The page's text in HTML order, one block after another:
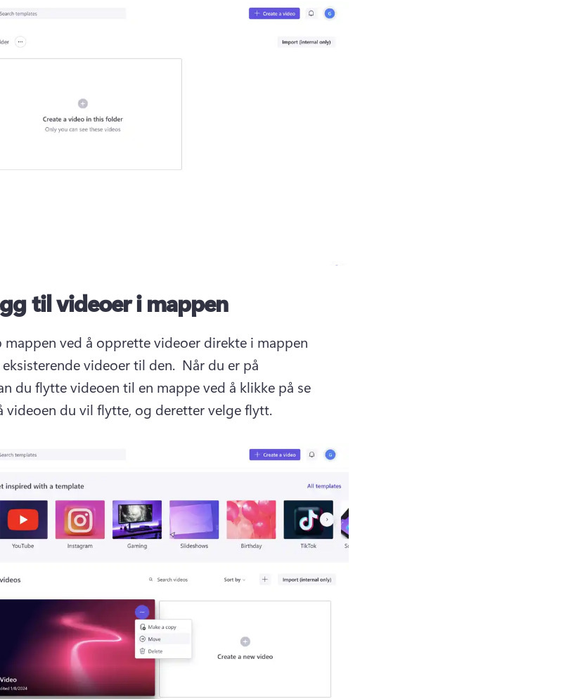
til videoer i mappen
mappen ved å opprette videoer direkte i mappen
videoer til den. Når du er på
du flytte videoen til en mappe ved å klikke på se
videoen du vil flytte, og deretter velge flytt.